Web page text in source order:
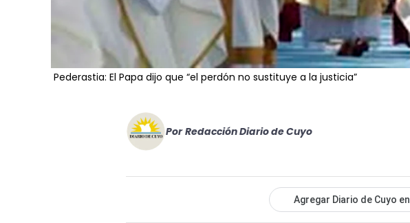
Pederastia: El Papa dijo que “el perdón no sustituye a la justicia”
Por Redacción Diario de Cuyo
Agregar Diario de Cuyo en